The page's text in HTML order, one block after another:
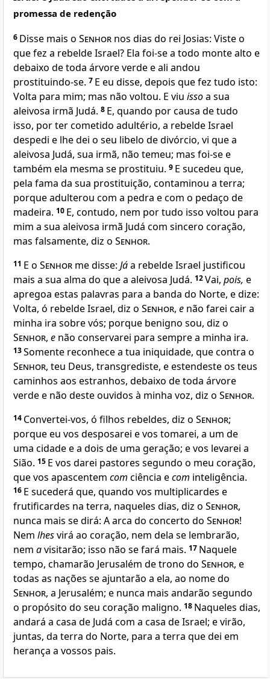
promessa de redenção
6 Disse mais o Senhor nos dias do rei Josias: Viste o
que fez a rebelde Israel? Ela foi-se a todo monte alto e
debaixo de toda árvore verde e ali andou
prostituindo-se. 7 E eu disse, depois que fez tudo isto:
Volta para mim; mas não voltou. E viu issoa sua
aleivosa irmã Judá. 8 E, quando por causa de tudo
isso, por ter cometido adultério, a rebelde Israel
despedi e lhe dei o seu libelo de divórcio, vi que a
aleivosa Judá, sua irmã, não temeu; mas foi-se e
também ela mesma se prostituiu. 9 E sucedeu que,
pela fama da sua prostituição, contaminou a terra;
porque adulterou com a pedra e com o pedaço de
madeira. 10 E, contudo, nem por tudo isso voltou para
mim a sua aleivosa irmã Judá com sincero coração,
mas falsamente, diz o Senhor.
11 E o Senhor me disse: Jáa rebelde Israel justificou
mais a sua alma do que a aleivosa Judá. 12Vai, pois, e
apregoa estas palavras para a banda do Norte, e dize:
Volta, ó rebelde Israel, diz o Senhor, e não farei cair a
minha ira sobre vós; porque benigno sou, diz o
Senhor, e não conservarei para sempre a minha ira.
13Somente reconhece a tua iniquidade, que contra o
Senhor, teu Deus, transgrediste, e estendeste os teus
caminhos aos estranhos, debaixo de toda árvore
verde e não deste ouvidos à minha voz, diz o Senhor.
14 Convertei-vos, ó filhos rebeldes, diz o Senhor;
porque eu vos desposarei e vos tomarei, a um de
uma cidade e a dois de uma geração; e vos levarei a
Sião. 15 E vos darei pastores segundo o meu coração,
que vos apascentem com ciência ecom inteligência.
16 E sucederá que, quando vos multiplicardes e
frutificardes na terra, naqueles dias, diz o Senhor,
nunca mais se dirá: A arca do concerto do Senhor!
Nem lhesvirá ao coração, nem dela se lembrarão,
nem avisitarão; isso não se fará mais. 17 Naquele
tempo, chamarão Jerusalém de trono do Senhor, e
todas as nações se ajuntarão a ela, ao nome do
Senhor, a Jerusalém; e nunca mais andarão segundo
o propósito do seu coração maligno. 18 Naqueles dias,
andará a casa de Judá com a casa de Israel; e virão,
juntas, da terra do Norte, para a terra que dei em
herança a vossos pais.